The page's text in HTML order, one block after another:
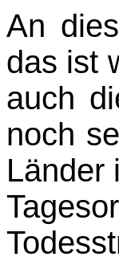
An
das ist
auch
noch
Länder